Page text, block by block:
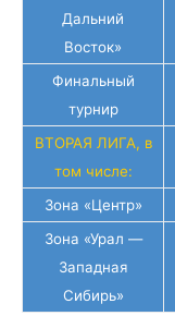
Дальний
Восток»
Финальный
турнир
ВТОРАЯ ЛИГА, в
том числе:
Зона «Центр»
Зона «Урал —
Западная
Сибирь»